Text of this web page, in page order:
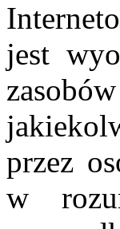
jest
przez
w